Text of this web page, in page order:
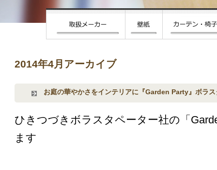
2014年4月アーカイブ
お庭の華やかさをインテリアに『Garden Party』ボラ
ひきつづきボラスタペーター社の「
ます